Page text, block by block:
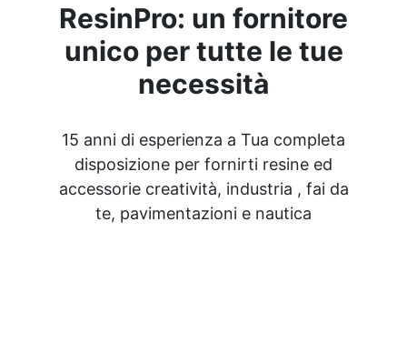
ResinPro: un fornitore
unico per tutte le tue
necessità
15 anni di esperienza a Tua completa
disposizione per fornirti resine ed
accessorie creatività, industria , fai da
te, pavimentazioni e nautica